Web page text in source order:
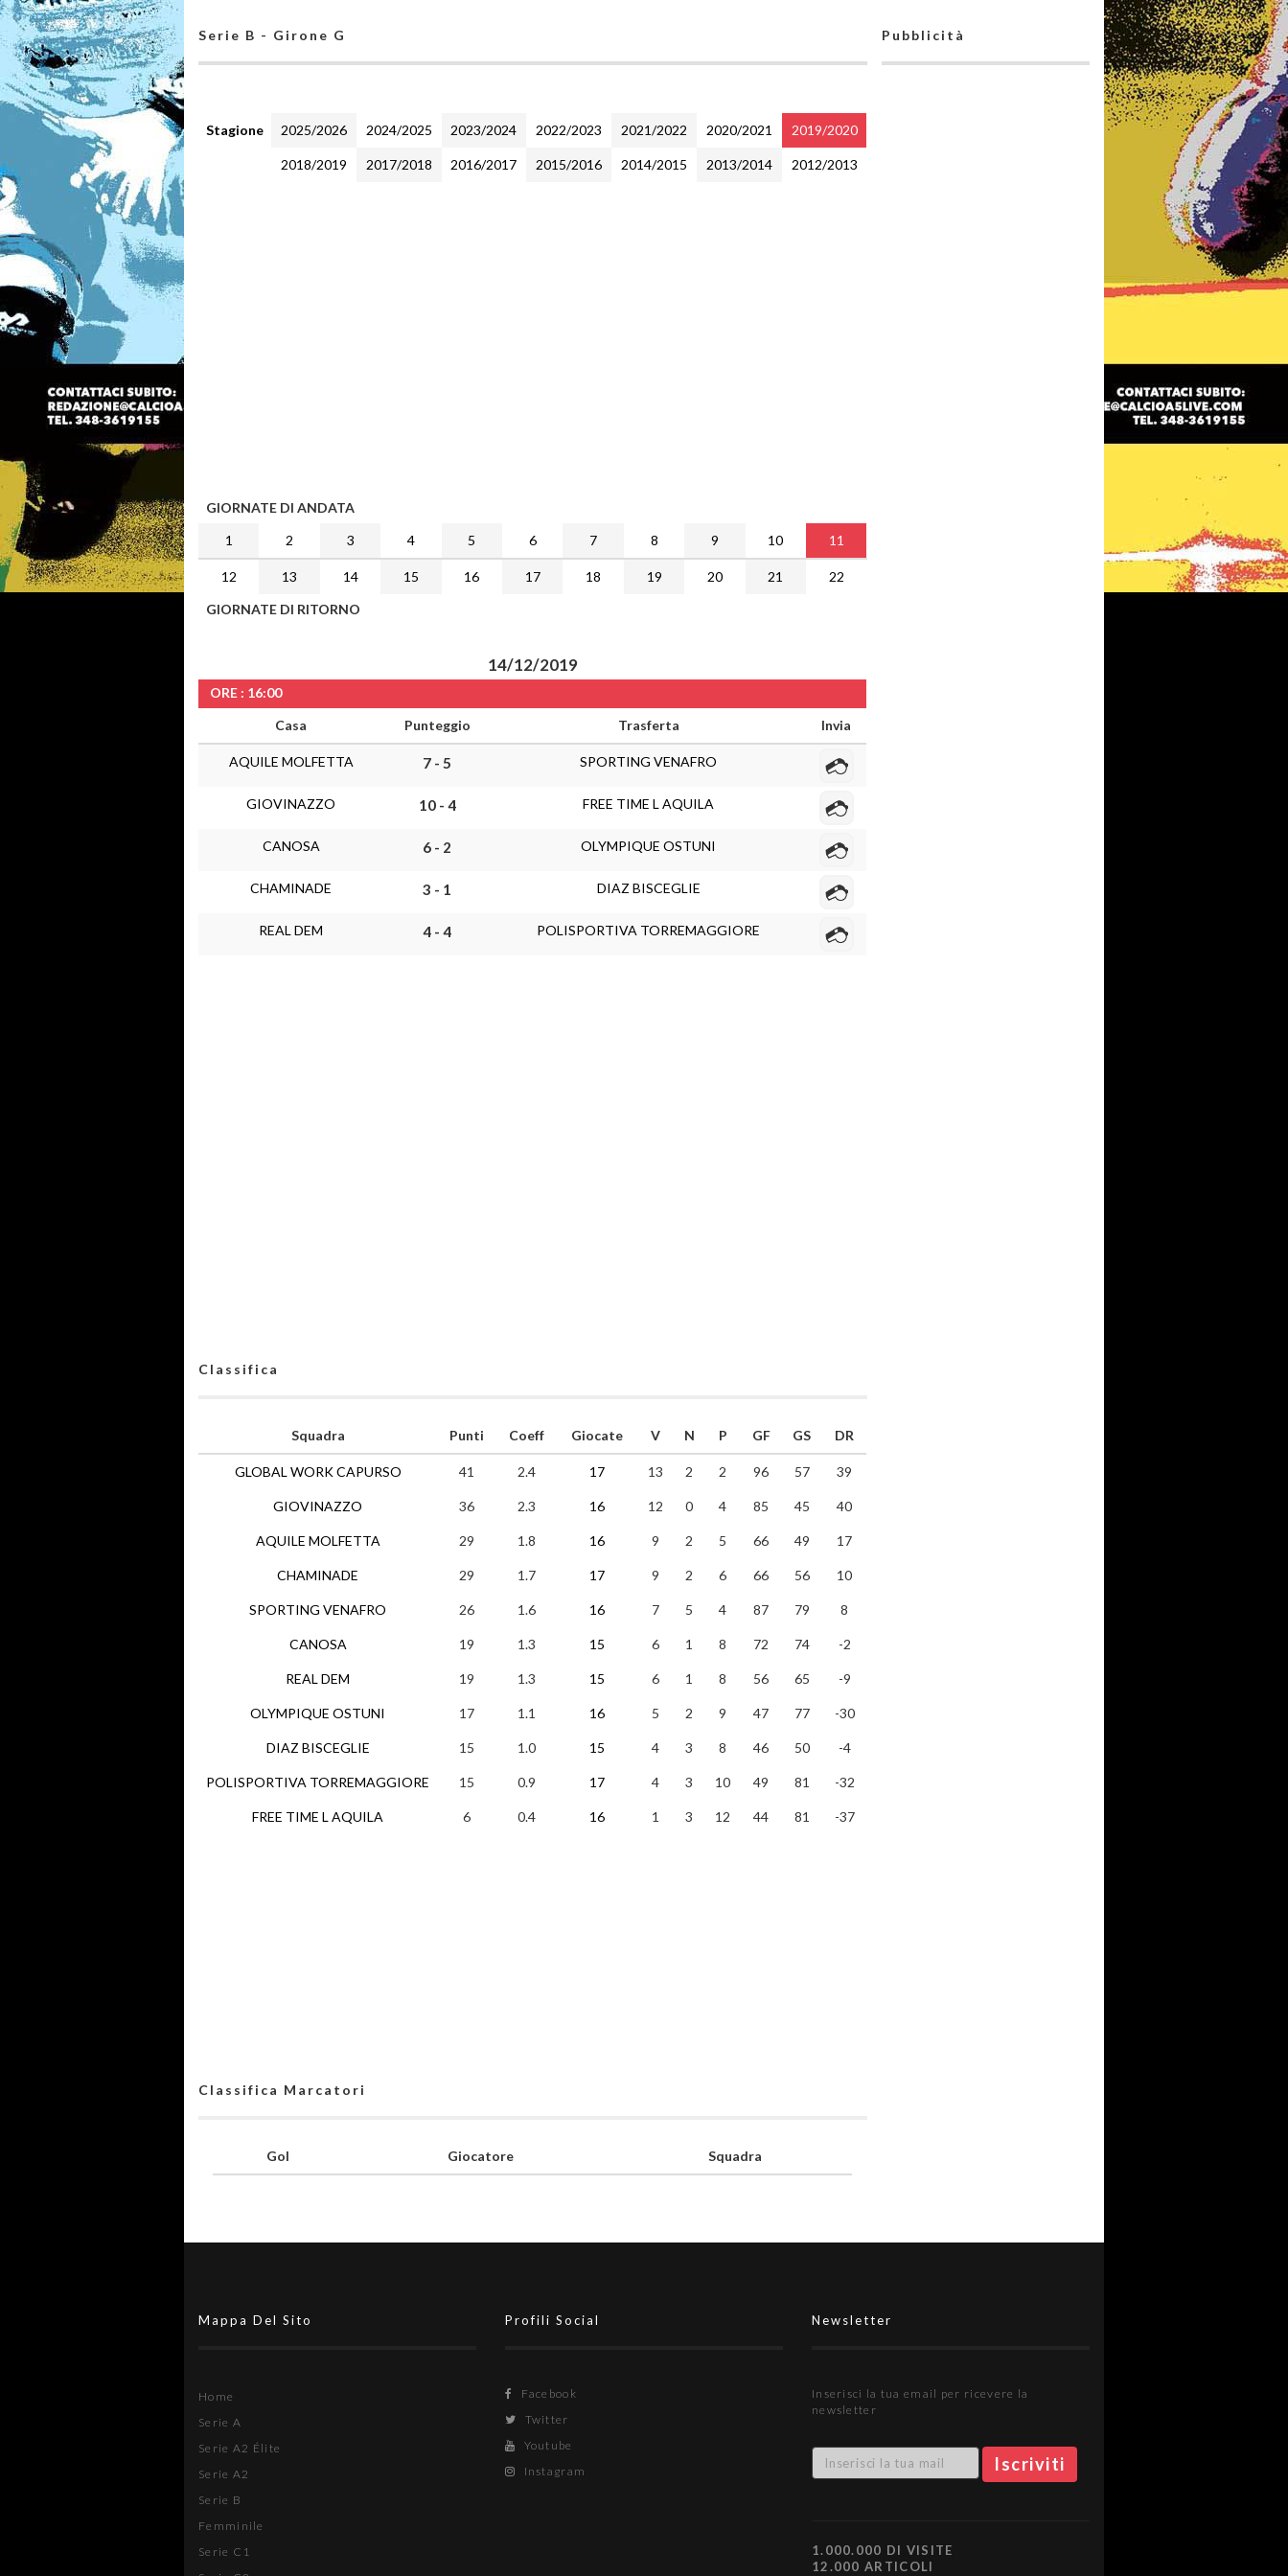
Serie B - Girone G
Stagione 2025/2026 2024/2025 2023/2024 2022/2023 2021/2022 2020/2021 2019/2020
2018/2019 2017/2018 2016/2017 2015/2016 2014/2015 2013/2014 2012/2013
GIORNATE DI ANDATA
1
2 3 4 5 6 7 8 9 10 11
12 13 14 15 16 17 18 19 20 21
22
GIORNATE DI RITORNO
14/12/2019
ORE : 16:00
Casa
Punteggio Trasferta Invia
AQUILE MOLFETTA 7 - 5 SPORTING VENAFRO
GIOVINAZZO 10 - 4 FREE TIME L AQUILA
CANOSA 6 - 2 OLYMPIQUE OSTUNI
CHAMINADE 3 - 1 DIAZ BISCEGLIE
REAL DEM 4 - 4 POLISPORTIVA TORREMAGGIORE
Classifica
Squadra
GLOBAL WORK CAPURSO
GIOVINAZZO
AQUILE MOLFETTA
CHAMINADE
SPORTING VENAFRO
CANOSA
REAL DEM
OLYMPIQUE OSTUNI
DIAZ BISCEGLIE
POLISPORTIVA TORREMAGGIORE
FREE TIME L AQUILA
Punti Coeff Giocate V N P GF GS DR
41 2.4 17 13 2 2 96 57 39
36 2.3 16 12 0 4 85 45 40
29 1.8 16 9 2 5 66 49 17
29 1.7 17 9 2 6 66 56 10
26 1.6 16 7 5 4 87 79 8
19 1.3 15 6 1 8 72 74 -2
19 1.3 15 6 1 8 56 65 -9
17 1.1 16 5 2 9 47 77 -30
15 1.0 15 4 3 8 46 50 -4
15 0.9 17 4 3 10 49 81 -32
6 0.4 16 1 3 12 44 81 -37
Classifica Marcatori
Gol Giocatore Squadra
Pubblicità
Mappa Del Sito
Home
Serie A
Serie A2 Élite
Serie A2
Serie B
Femminile
Serie C1
Profili Social
Facebook
Twitter
Youtube
Instagram
Newsletter
Inserisci la tua email per ricevere la
newsletter
1.000.000 DI VISITE
12.000 ARTICOLI